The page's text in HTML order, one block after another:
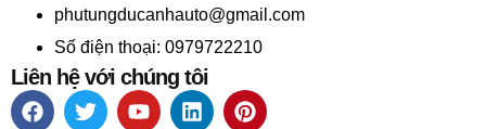
phutungducanhauto@gmail.com
Số điện thoại: 0979722210
Liên hệ với chúng tôi